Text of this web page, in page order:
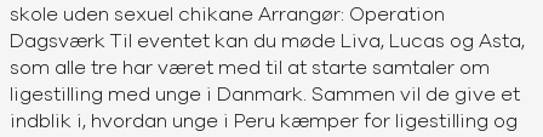
skole uden sexuel chikane Arrangør: Operation
Dagsværk Til eventet kan du møde Liva, Lucas og Asta,
som alle tre har været med til at starte samtaler om
ligestilling med unge i Danmark. Sammen vil de give et
indblik i, hvordan unge i Peru kæmper for ligestilling og